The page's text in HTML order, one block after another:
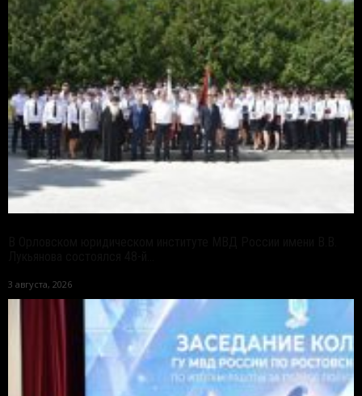
3 августа, 2026